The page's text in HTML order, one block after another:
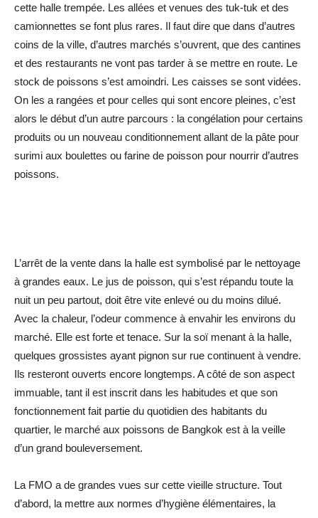
cette halle trempée. Les allées et venues des tuk-tuk et des
camionnettes se font plus rares. Il faut dire que dans d’autres
coins de la ville, d’autres marchés s’ouvrent, que des cantines
et des restaurants ne vont pas tarder à se mettre en route. Le
stock de poissons s’est amoindri. Les caisses se sont vidées.
On les a rangées et pour celles qui sont encore pleines, c’est
alors le début d’un autre parcours : la congélation pour certains
produits ou un nouveau conditionnement allant de la pâte pour
surimi aux boulettes ou farine de poisson pour nourrir d’autres
poissons.
L’arrêt de la vente dans la halle est symbolisé par le nettoyage
à grandes eaux. Le jus de poisson, qui s’est répandu toute la
nuit un peu partout, doit être vite enlevé ou du moins dilué.
Avec la chaleur, l’odeur commence à envahir les environs du
marché. Elle est forte et tenace. Sur la soï menant à la halle,
quelques grossistes ayant pignon sur rue continuent à vendre.
Ils resteront ouverts encore longtemps. A côté de son aspect
immuable, tant il est inscrit dans les habitudes et que son
fonctionnement fait partie du quotidien des habitants du
quartier, le marché aux poissons de Bangkok est à la veille
d’un grand bouleversement.
La FMO a de grandes vues sur cette vieille structure. Tout
d’abord, la mettre aux normes d’hygiène élémentaires, la